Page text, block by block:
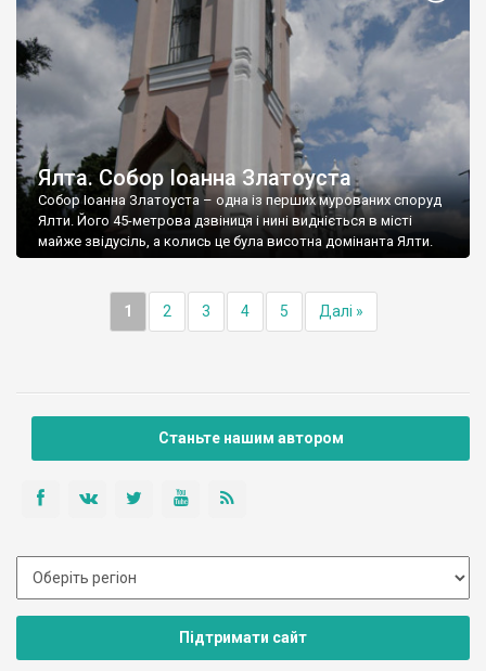
Ялта. Собор Іоанна Златоуста
Собор Іоанна Златоуста – одна із перших мурованих споруд
Ялти. Його 45-метрова дзвіниця і нині видніється в місті
майже звідусіль, а колись це була висотна домінанта Ялти.
1 2 3 4 5 Далі »
Станьте нашим автором
Підтримати сайт